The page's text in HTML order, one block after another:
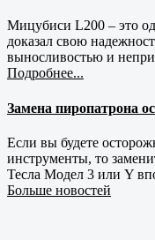
Мицубиси L200 – это
доказал свою
выносливостью и
Подробнее...
Замена пиропатрона
Если вы будете
инструменты, то
Тесла Модел 3 или Y
Больше новостей